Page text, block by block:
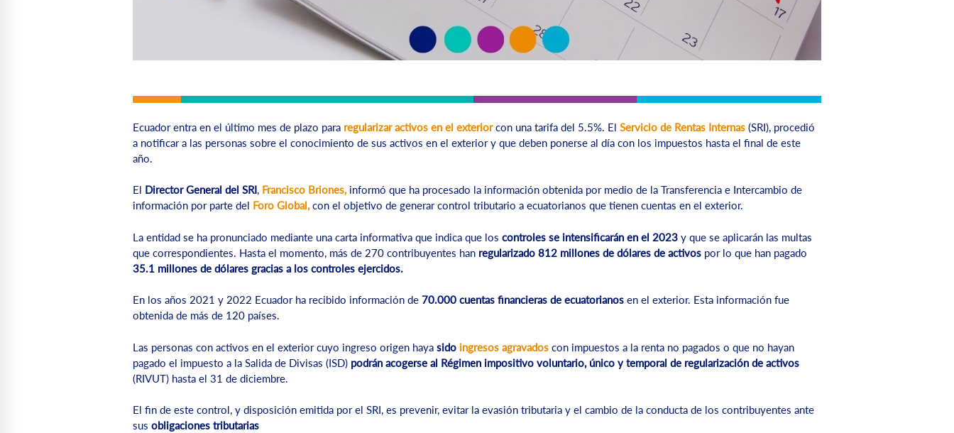
Ecuador entra en el último mes de plazo para regularizar activos en el exteriorcon una tarifa del 5.5%. El Servicio de Rentas Internas (SRI), procedió
a notificar a las personas sobre el conocimiento de sus activos en el exterior y que deben ponerse al día con los impuestos hasta el final de este
año.
El Director General del SRI, Francisco Briones,informó que ha procesado la información obtenida por medio de la Transferencia e Intercambio de
información por parte del Foro Global,con el objetivo de generar control tributario a ecuatorianos que tienen cuentas en el exterior.
La entidad se ha pronunciado mediante una carta informativa que indica que los controles se intensificarán en el 2023 y que se aplicarán las multas
que correspondientes. Hasta el momento, más de 270 contribuyentes han regularizado 812 millones de dólares de activos por lo que han pagado
35.1 millones de dólares gracias a los controles ejercidos.
En los años 2021 y 2022 Ecuador ha recibido información de 70.000 cuentas financieras de ecuatorianos en el exterior. Esta información fue
obtenida de más de 120 países.
Las personas con activos en el exterior cuyo ingreso origen haya sido ingresos agravados con impuestos a la renta no pagados o que no hayan
pagado el impuesto a la Salida de Divisas (ISD) podrán acogerse al Régimen impositivo voluntario, único y temporal de regularización de activos
(RIVUT) hasta el 31 de diciembre.
El fin de este control, y disposición emitida por el SRI, es prevenir, evitar la evasión tributaria y el cambio de la conducta de los contribuyentes ante
sus obligaciones tributarias